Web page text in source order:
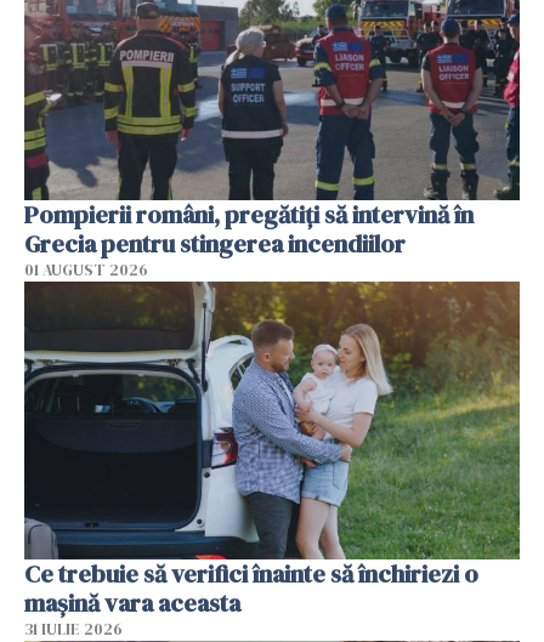
Pompierii români, pregătiţi să intervină în
Grecia pentru stingerea incendiilor
01 AUGUST 2026
Ce trebuie să verifici înainte să închiriezi o
mașină vara aceasta
31 IULIE 2026